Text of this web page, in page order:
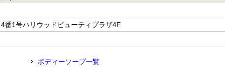
1号ハリウッドビューティプラザ4F
ボディーソープ一覧